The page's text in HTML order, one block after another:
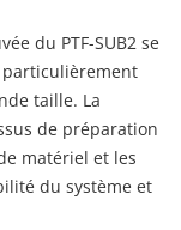
du PTF-SUB2 se
particulièrement
taille. La
de préparation
matériel et les
du système et